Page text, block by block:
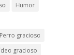
Humor
Perro gracioso
gracioso